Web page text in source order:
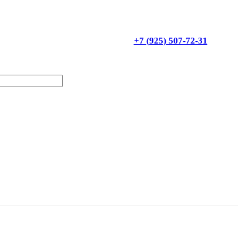
+7 (925) 507-72-31